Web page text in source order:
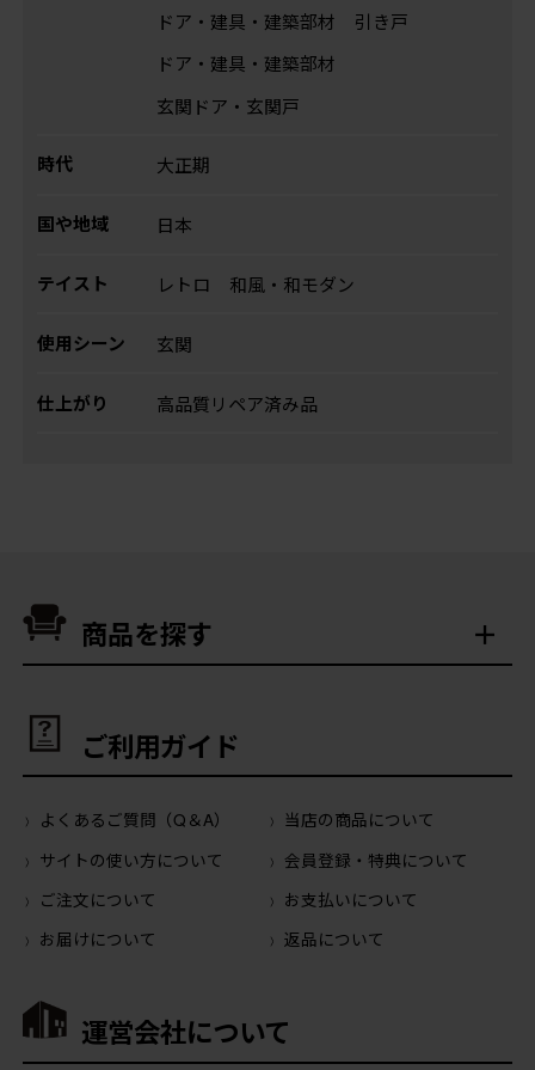
ドア・建具・建築部材
引き戸
ドア・建具・建築部材
玄関ドア・玄関戸
時代 大正期
国や地域 日本
テイスト レトロ 和風・和モダン
使用シーン 玄関
仕上がり 高品質リペア済み品
商品を探す
ご利用ガイド
よくあるご質問（Q＆A）
当店の商品について
サイトの使い方について
会員登録・特典について
ご注文について
お支払いについて
お届けについて
返品について
運営会社について